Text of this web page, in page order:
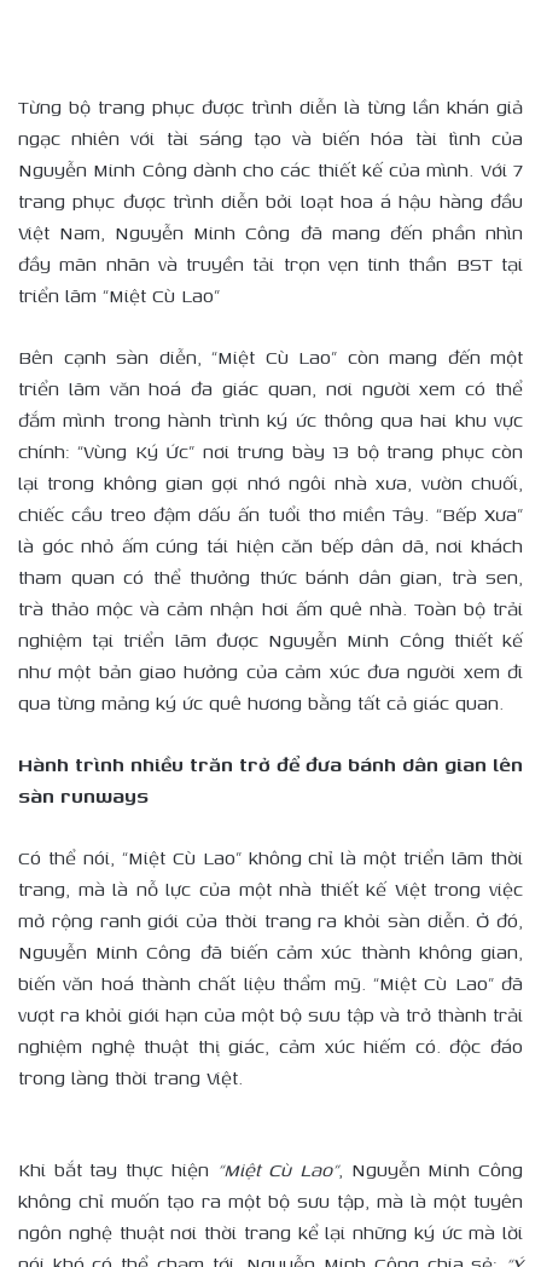
Từng bộ trang phục được trình diễn là từng lần khán giả
ngạc nhiên với tài sáng tạo và biến hóa tài tình của
Nguyễn Minh Công dành cho các thiết kế của mình. Với 7
trang phục được trình diễn bởi loạt hoa á hậu hàng đầu
Việt Nam, Nguyễn Minh Công đã mang đến phần nhìn
đầy mãn nhãn và truyền tải trọn vẹn tinh thần BST tại
triển lãm “Miệt Cù Lao”
Bên cạnh sàn diễn, “Miệt Cù Lao” còn mang đến một
triển lãm văn hoá đa giác quan, nơi người xem có thể
đắm mình trong hành trình ký ức thông qua hai khu vực
chính: “Vùng Ký Ức” nơi trưng bày 13 bộ trang phục còn
lại trong không gian gợi nhớ ngôi nhà xưa, vườn chuối,
chiếc cầu treo đậm dấu ấn tuổi thơ miền Tây. “Bếp Xưa”
là góc nhỏ ấm cúng tái hiện căn bếp dân dã, nơi khách
tham quan có thể thưởng thức bánh dân gian, trà sen,
trà thảo mộc và cảm nhận hơi ấm quê nhà. Toàn bộ trải
nghiệm tại triển lãm được Nguyễn Minh Công thiết kế
như một bản giao hưởng của cảm xúc đưa người xem đi
qua từng mảng ký ức quê hương bằng tất cả giác quan.
Hành trình nhiều trăn trở để đưa bánh dân gian lên
sàn runways
Có thể nói, “Miệt Cù Lao” không chỉ là một triển lãm thời
trang, mà là nỗ lực của một nhà thiết kế Việt trong việc
mở rộng ranh giới của thời trang ra khỏi sàn diễn. Ở đó,
Nguyễn Minh Công đã biến cảm xúc thành không gian,
biến văn hoá thành chất liệu thẩm mỹ. “Miệt Cù Lao” đã
vượt ra khỏi giới hạn của một bộ sưu tập và trở thành trải
nghiệm nghệ thuật thị giác, cảm xúc hiếm có. độc đáo
trong làng thời trang Việt.
Khi bắt tay thực hiện “Miệt Cù Lao”, Nguyễn Minh Công
không chỉ muốn tạo ra một bộ sưu tập, mà là một tuyên
ngôn nghệ thuật nơi thời trang kể lại những ký ức mà lời